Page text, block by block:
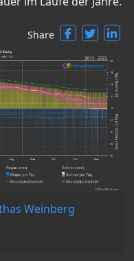
Share
Weinberg